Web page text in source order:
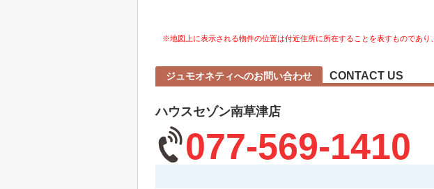
※地図上に表示される物件の位置は付近住所に所在することを表すものであり
ジュモオネティへのお問い合わせ CONTACT US
ハウスセゾン南草津店
077-569-1410